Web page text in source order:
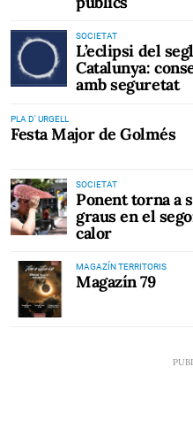
SOCIETAT
L’eclipsi del
Catalunya:
amb seguretat
PLA D' URGELL
Festa Major de Golmés
SOCIETAT
Ponent torna a
graus en el
calor
MAGAZÍN TERRITORIS
Magazín 79